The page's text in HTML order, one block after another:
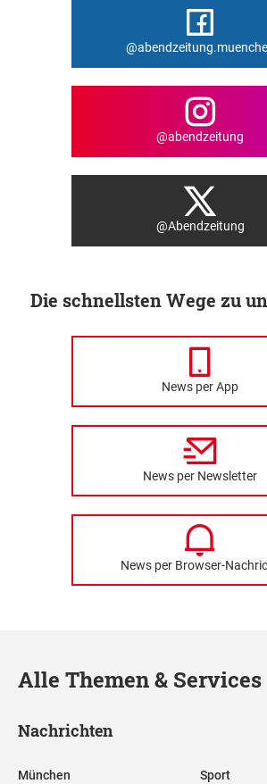
@abendzeitung
@Abendzeitung
Die schnellsten Wege zu
News per App
News per Newsletter
News per Browser-
Alle Themen & Services
Nachrichten
München Sport